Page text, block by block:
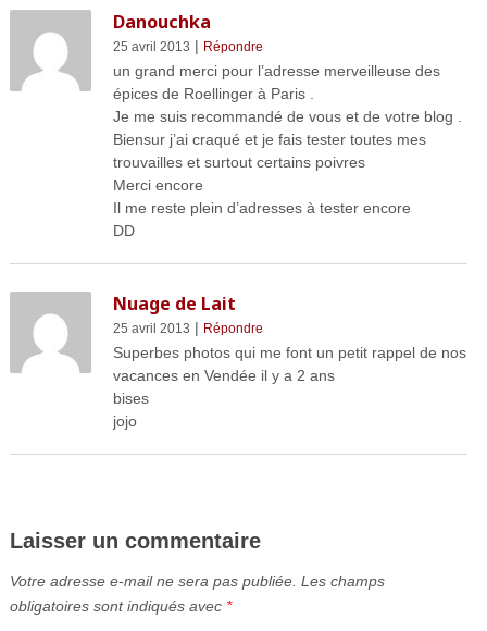
Danouchka
25 avril 2013 | Répondre
un grand merci pour l’adresse merveilleuse des
épices de Roellinger à Paris .
Je me suis recommandé de vous et de votre blog .
Biensur j’ai craqué et je fais tester toutes mes
trouvailles et surtout certains poivres
Merci encore
Il me reste plein d’adresses à tester encore
DD
Nuage de Lait
25 avril 2013 | Répondre
Superbes photos qui me font un petit rappel de nos
vacances en Vendée il y a 2 ans
bises
jojo
Laisser un commentaire
Votre adresse e-mail ne sera pas publiée. Les champs
obligatoires sont indiqués avec *